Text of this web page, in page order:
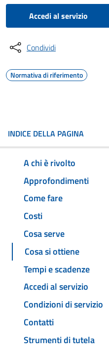
Accedi al servizio
Condividi
Normativa di riferimento
INDICE DELLA PAGINA
A chi è rivolto
Approfondimenti
Come fare
Costi
Cosa serve
Cosa si ottiene
Tempi e scadenze
Accedi al servizio
Condizioni di servizio
Contatti
Strumenti di tutela